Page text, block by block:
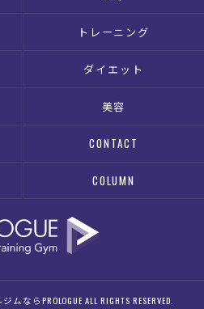
トレーニング
ダイエット
美容
CONTACT
COLUMN
らPROLOGUE ALL RIGHTS RESERVED.